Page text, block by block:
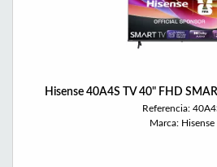
Hisense 40A4S TV 40" FHD
Referencia:
Marca: Hisense